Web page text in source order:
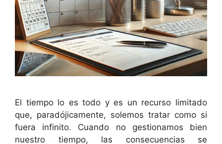
El tiempo lo es todo y es un recurso limitado
que, paradójicamente, solemos tratar como si
fuera infinito. Cuando no gestionamos bien
nuestro tiempo, las consecuencias se